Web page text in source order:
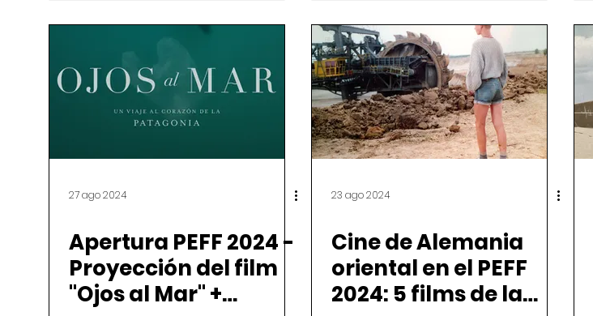
27 ago 2024
Apertura PEFF 2024 -
Proyección del film
"Ojos al Mar" +
23 ago 2024
Cine de Alemania
oriental en el PEFF
2024: 5 films de la